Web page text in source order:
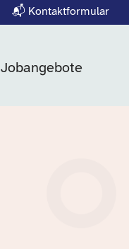
📬 Kontaktformular
Jobangebote